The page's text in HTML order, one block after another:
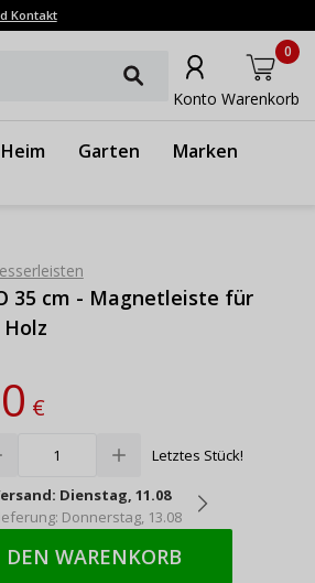
Kontakt
Konto Warenkorb
0
Heim Garten Marken
35 cm - Magnetleiste für
€
Letztes Stück!
Dienstag, 11.08
Donnerstag, 13.08
DEN WARENKORB